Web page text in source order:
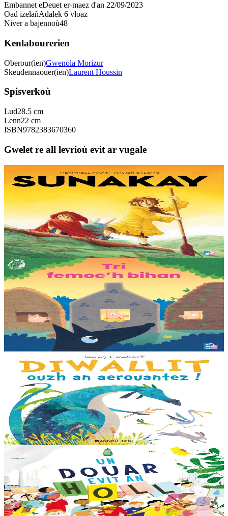
Embannet eDeuet er-maez d'an 22/09/2023
Oad izelañAdalek 6 vloaz
Niver a bajennoù48
Kenlabourerien
Oberour(ien)Gwenola Morizur
Skeudennaouer(ien)Laurent Houssin
Spisverkoù
Lud28.5 cm
Lenn22 cm
ISBN9782383670360
Gwelet re all levrioù evit ar vugale
TES
Sunakay
Deuet eo ar mor da vezañ ur pezh lennad loustoni hep netra vev
ennañ ken. Div c’hoar zo o chom war un enez plastik, o klask bevañ
evel ma c’hallont, e-touez al lastez....
Er stok25,00 €
3 bloaz hag ouzhpenn
TES
Tri femoc'h bihan
Ur wech e oa tri femoc’h bihan hag a veve eürus gant o zud. Un
deiz koulskoude e voe poent da bep hini kaout e di ! Ur rummad
savet a-ratozh evit ar vugale...
Bannoù-heol
Diwallit ouzh an aerouantez !
Dreistordinal eo ti nevez Eflammez. Bleunioù zo, geot flour hag
amezeien plijus-tre. Sur eo ?... - N’out ket evit chom amañ ! a huch
al loened all dezhi. Ha...
Er stok13,00 €
Bannoù-heol
Un douar evit an holl
Bras-divent eo hor planedenn ha kaer-meurbet ivez, met ezhomm he
deus ouzhin hag ouzhit. Reiñ da gompren gwelloc’h efedoù Mab-